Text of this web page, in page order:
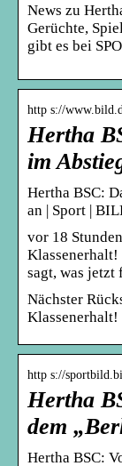
News zu
Gerüchte,
gibt es bei
http s://
Hertha
im
Hertha BSC:
an | Sport |
vor 18
sagt, was jetzt
Nächster
Klassenerhalt!
http s://
Hertha
dem
Hertha BSC: